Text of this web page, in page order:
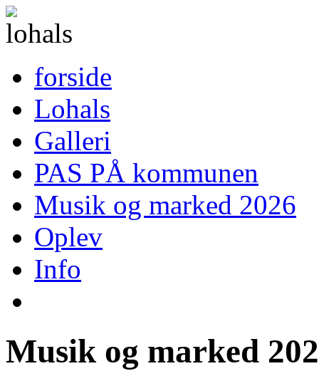
forside
Lohals
Galleri
PAS PÅ kommunen
Musik og marked 2026
Oplev
Info
Musik og marked